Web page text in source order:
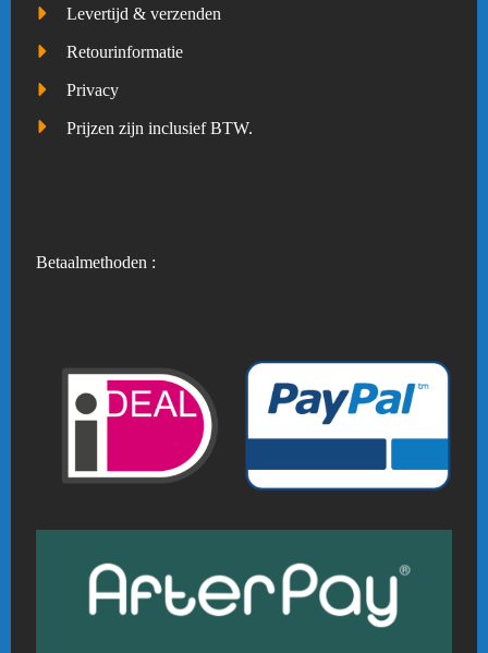
Levertijd & verzenden
Retourinformatie
Privacy
Prijzen zijn inclusief BTW.
Betaalmethoden :